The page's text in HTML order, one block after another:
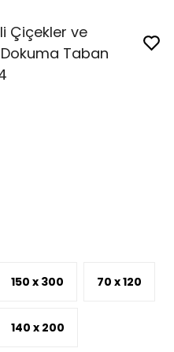
Çiçekler ve
Taban
150 x 300 70 x 120
140 x 200